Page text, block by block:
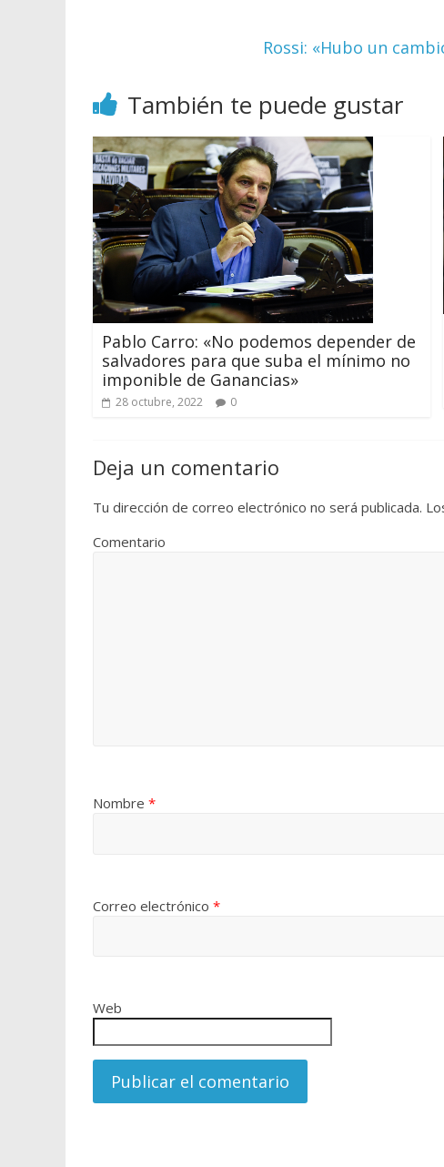
Rossi: «Hubo un
También te puede gustar
Pablo Carro: «No podemos depender de
salvadores para que suba el mínimo no
imponible de Ganancias»
28 octubre, 2022 0
Deja un comentario
Tu dirección de correo electrónico no será publicada.
Comentario
Nombre *
Correo electrónico *
Web